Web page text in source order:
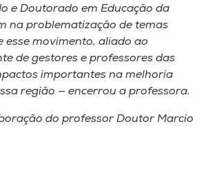
e Doutorado em Educação da
na problematização de temas
esse movimento, aliado ao
de gestores e professores das
importantes na melhoria
região — encerrou a professora.
do professor Doutor Marcio